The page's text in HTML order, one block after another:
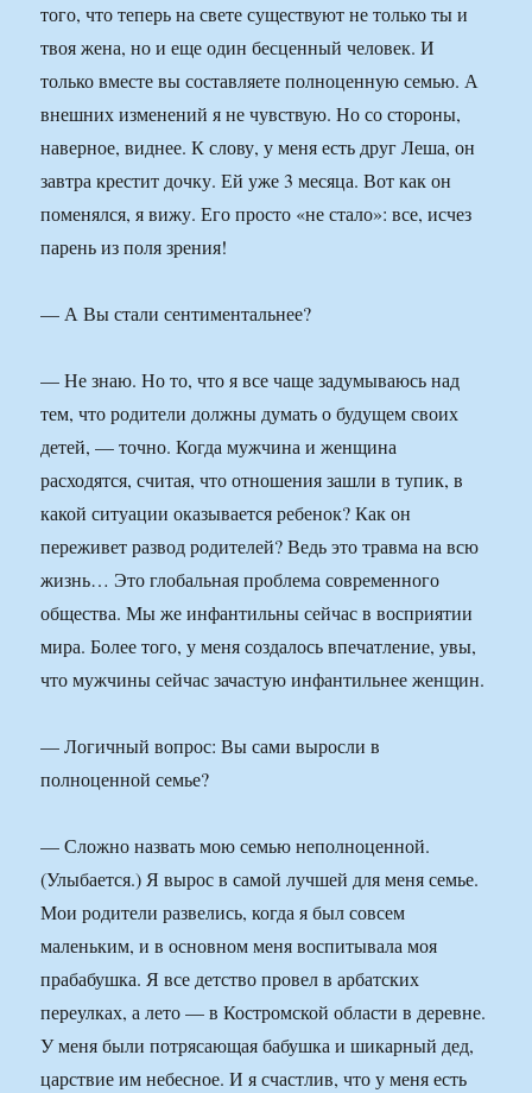
того, что теперь на свете существуют не только ты и
твоя жена, но и еще один бесценный человек. И
только вместе вы составляете полноценную семью. А
внешних изменений я не чувствую. Но со стороны,
наверное, виднее. К слову, у меня есть друг Леша, он
завтра крестит дочку. Ей уже 3 месяца. Вот как он
поменялся, я вижу. Его просто «не стало»: все, исчез
парень из поля зрения!
— А Вы стали сентиментальнее?
— Не знаю. Но то, что я все чаще задумываюсь над
тем, что родители должны думать о будущем своих
детей, — точно. Когда мужчина и женщина
расходятся, считая, что отношения зашли в тупик, в
какой ситуации оказывается ребенок? Как он
переживет развод родителей? Ведь это травма на всю
жизнь… Это глобальная проблема современного
общества. Мы же инфантильны сейчас в восприятии
мира. Более того, у меня соз­далось впечатление, увы,
что мужчины сейчас зачастую инфантильнее женщин.
— Логичный вопрос: Вы сами выросли в
полноценной семье?
— Сложно назвать мою семью неполноценной.
(Улыбается.) Я вырос в самой лучшей для меня семье.
Мои родители развелись, когда я был совсем
маленьким, и в основном меня воспитывала моя
прабабушка. Я все детство провел в арбатских
переулках, а лето — в Костромской области в деревне.
У меня были потрясающая бабушка и шикарный дед,
царствие им небесное. И я счастлив, что у меня есть